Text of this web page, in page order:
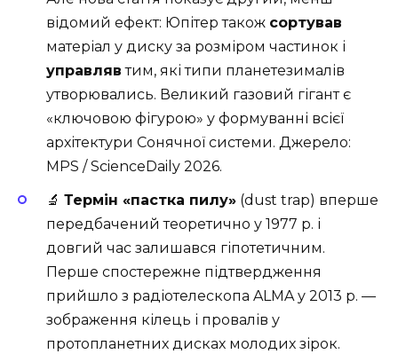
відомий ефект: Юпітер також сортував
матеріал у диску за розміром частинок і
управляв тим, які типи планетезималів
утворювались. Великий газовий гігант є
«ключовою фігурою» у формуванні всієї
архітектури Сонячної системи. Джерело:
MPS / ScienceDaily 2026.
🔬 Термін «пастка пилу» (dust trap) вперше
передбачений теоретично у 1977 р. і
довгий час залишався гіпотетичним.
Перше спостережне підтвердження
прийшло з радіотелескопа ALMA у 2013 р. —
зображення кілець і провалів у
протопланетних дисках молодих зірок.